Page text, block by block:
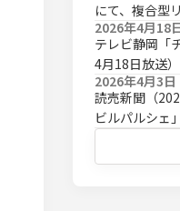
にて、複合型
り上げられま
2026年4月18
テレビ静岡「
4月18日放送
ェ」が取り上
2026年4月3日
読売新聞（
ビルパルシェ